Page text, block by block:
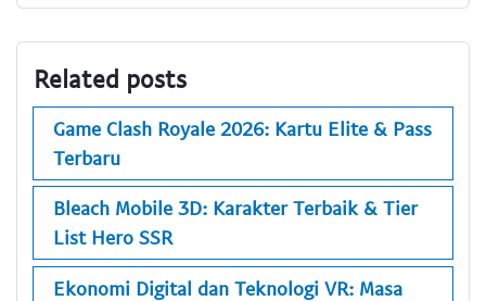
Related posts
Game Clash Royale 2026: Kartu Elite & Pass
Terbaru
Bleach Mobile 3D: Karakter Terbaik & Tier
List Hero SSR
Ekonomi Digital dan Teknologi VR: Masa